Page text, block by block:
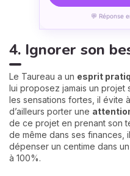
💬 Réponse
4. Ignorer son
Le Taureau a un esprit
lui proposez jamais un projet
les sensations fortes, il évite
d’ailleurs porter une
de ce projet en prenant son
de même dans ses finances,
dépenser un centime dans
à 100%.